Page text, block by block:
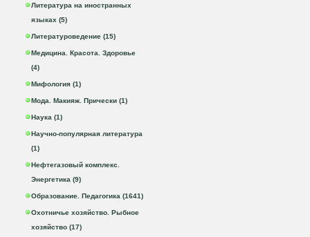
Литература на иностранных
языках (5)
Литературоведение (15)
Медицина. Красота. Здоровье
(4)
Мифология (1)
Мода. Макияж. Прически (1)
Наука (1)
Научно-популярная литература
(1)
Нефтегазовый комплекс.
Энергетика (9)
Образование. Педагогика (1641)
Охотничье хозяйство. Рыбное
хозяйство (17)